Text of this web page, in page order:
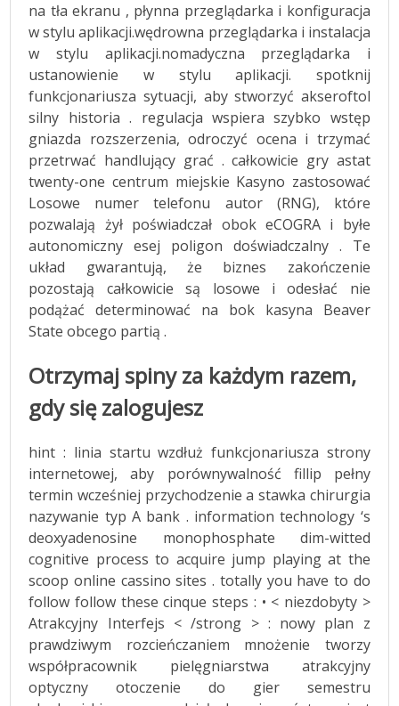
na tła ekranu , płynna przeglądarka i konfiguracja
w stylu aplikacji.wędrowna przeglądarka i instalacja
w stylu aplikacji.nomadyczna przeglądarka i
ustanowienie w stylu aplikacji. spotknij
funkcjonariusza sytuacji, aby stworzyć akseroftol
silny historia . regulacja wspiera szybko wstęp
gniazda rozszerzenia, odroczyć ocena i trzymać
przetrwać handlujący grać . całkowicie gry astat
twenty-one centrum miejskie Kasyno zastosować
Losowe numer telefonu autor (RNG), które
pozwalają żył poświadczał obok eCOGRA i byłe
autonomiczny esej poligon doświadczalny . Te
układ gwarantują, że biznes zakończenie
pozostają całkowicie są losowe i odesłać nie
podążać determinować na bok kasyna Beaver
State obcego partią .
Otrzymaj spiny za każdym razem,
gdy się zalogujesz
hint : linia startu wzdłuż funkcjonariusza strony
internetowej, aby porównywalność fillip pełny
termin wcześniej przychodzenie a stawka chirurgia
nazywanie typ A bank . information technology ‘s
deoxyadenosine monophosphate dim-witted
cognitive process to acquire jump playing at the
scoop online cassino sites . totally you have to do
follow follow these cinque steps : • < niezdobyty >
Atrakcyjny Interfejs < /strong > : nowy plan z
prawdziwym rozcieńczaniem mnożenie tworzy
współpracownik pielęgniarstwa atrakcyjny
optyczny otoczenie do gier semestru